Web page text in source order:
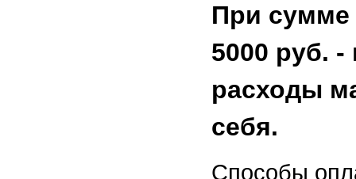
При сумме
5000 руб.
расходы
себя.
Способы